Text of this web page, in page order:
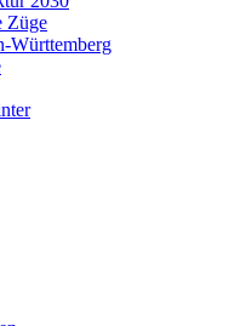
Züge
Württemberg